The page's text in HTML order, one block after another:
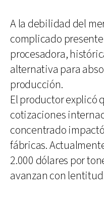
A la debilidad del
complicado
procesadora,
alternativa para
producción.
El productor explicó
cotizaciones
concentrado
fábricas.
2.000 dólares por
avanzan con